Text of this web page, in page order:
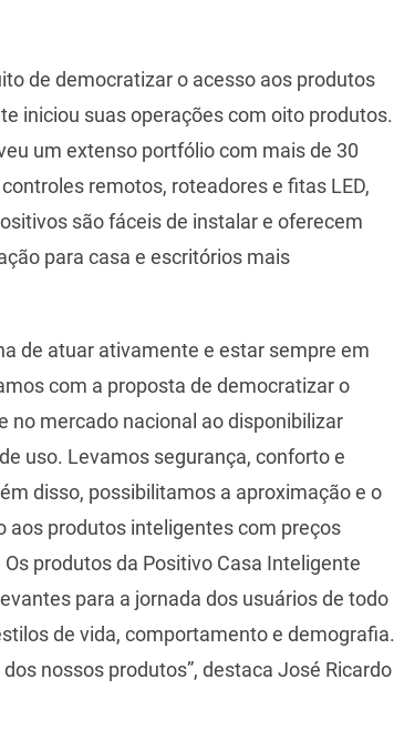
de democratizar o acesso aos produtos
iniciou suas operações com oito produtos.
um extenso portfólio com mais de 30
remotos, roteadores e fitas LED,
são fáceis de instalar e oferecem
para casa e escritórios mais
de atuar ativamente e estar sempre em
com a proposta de democratizar o
mercado nacional ao disponibilizar
uso. Levamos segurança, conforto e
disso, possibilitamos a aproximação e o
aos produtos inteligentes com preços
produtos da Positivo Casa Inteligente
para a jornada dos usuários de todo
de vida, comportamento e demografia.
nossos produtos”, destaca José Ricardo